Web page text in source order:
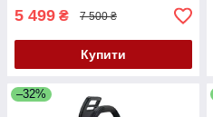
5 499 ₴ 7 500 ₴
Купити
–32%